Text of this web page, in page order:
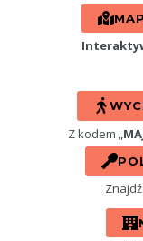
Z kodem „